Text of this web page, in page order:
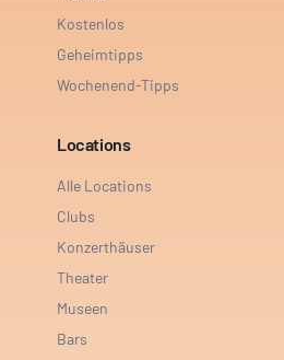
Kostenlos
Geheimtipps
Wochenend-Tipps
Locations
Alle Locations
Clubs
Konzerthäuser
Theater
Museen
Bars